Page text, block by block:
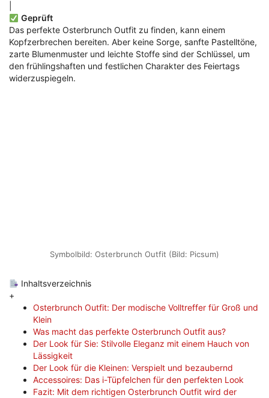
Geprüft
Das perfekte Osterbrunch Outfit zu finden, kann einem
Kopfzerbrechen bereiten. Aber keine Sorge, sanfte Pastelltöne,
zarte Blumenmuster und leichte Stoffe sind der Schlüssel, um
den frühlingshaften und festlichen Charakter des Feiertags
widerzuspiegeln.
Symbolbild: Osterbrunch Outfit (Bild: Picsum)
Inhaltsverzeichnis
+
Osterbrunch Outfit: Der modische Volltreffer für Groß und
Klein
Was macht das perfekte Osterbrunch Outfit aus?
Der Look für Sie: Stilvolle Eleganz mit einem Hauch von
Lässigkeit
Der Look für die Kleinen: Verspielt und bezaubernd
Accessoires: Das i-Tüpfelchen für den perfekten Look
Fazit: Mit dem richtigen Osterbrunch Outfit wird der